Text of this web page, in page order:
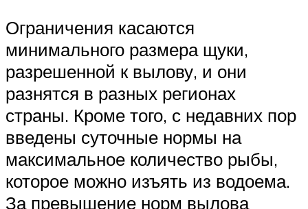
Ограничения касаются
минимального размера щуки,
разрешенной к вылову, и они
разнятся в разных регионах
страны. Кроме того, с недавних пор
введены суточные нормы на
максимальное количество рыбы,
которое можно изъять из водоема.
За превышение норм вылова